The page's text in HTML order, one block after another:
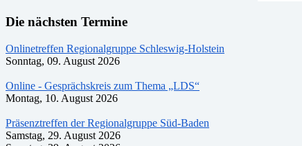
Die nächsten Termine
Onlinetreffen Regionalgruppe Schleswig-Holstein
Sonntag, 09. August 2026
Online - Gesprächskreis zum Thema „LDS“
Montag, 10. August 2026
Präsenztreffen der Regionalgruppe Süd-Baden
Samstag, 29. August 2026